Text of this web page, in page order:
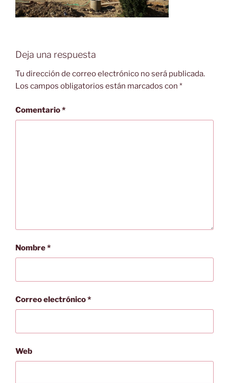
Deja una respuesta
Tu dirección de correo electrónico no será publicada.
Los campos obligatorios están marcados con *
Comentario*
Nombre*
Correo electrónico*
Web